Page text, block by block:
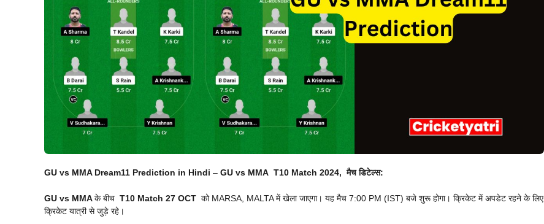
GU vs MMA Dream11 Prediction in Hindi – GU vs MMA T10 Match 2024, मैच डिटेल्स:
GU vs MMAके बीच T10 Match 27 OCT को MARSA, MALTA में खेला जाएगा। यह मैच 7:00 PM (IST) बजे शुरू होगा। क्रिकेट में अपडेट रहने के लिए
क्रिकेट यात्री से जुड़े रहे।